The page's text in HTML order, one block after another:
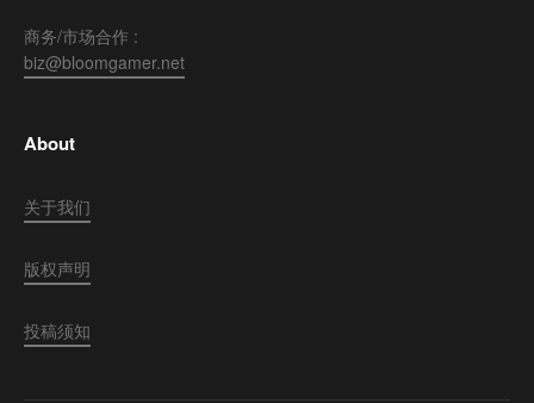
商务/市场合作 :
biz@bloomgamer.net
About
关于我们
版权声明
投稿须知